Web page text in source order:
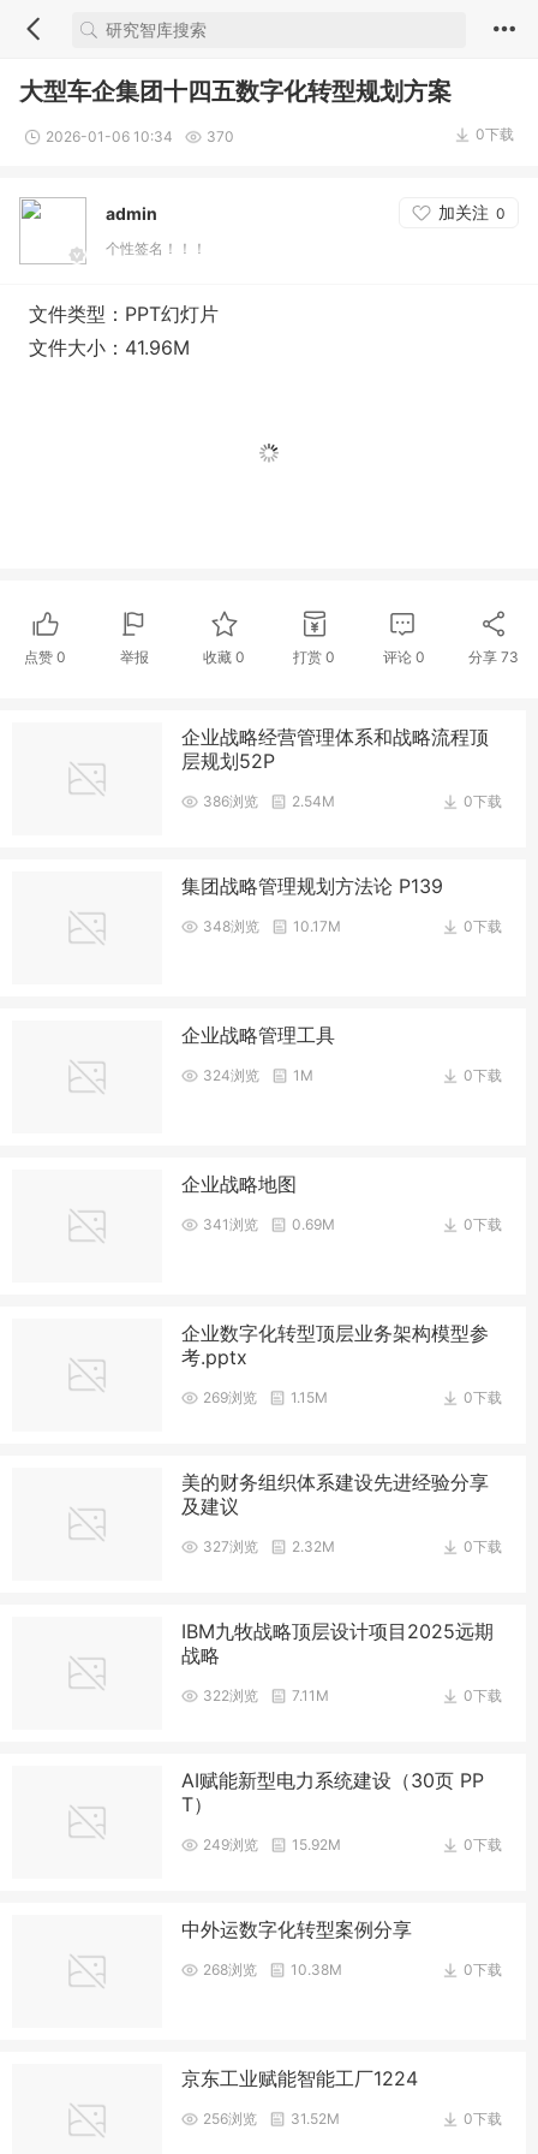
大型车企集团十四五数字化转型规划方案
2026-01-06 10:34 370 0下载
admin 加关注 0
个性签名！！！
文件类型：PPT幻灯片
文件大小：41.96M
点赞 0 举报 收藏0 打赏 0 评论 0 分享 73
企业战略经营管理体系和战略流程顶
层规划52P
0下载
386浏览 2.54M
集团战略管理规划方法论 P139
0下载
348浏览 10.17M
企业战略管理工具
0下载
324浏览 1M
企业战略地图
0下载
341浏览 0.69M
企业数字化转型顶层业务架构模型参
考.pptx
0下载
269浏览 1.15M
美的财务组织体系建设先进经验分享
及建议
0下载
327浏览 2.32M
IBM九牧战略顶层设计项目2025远期
战略
0下载
322浏览 7.11M
AI赋能新型电力系统建设（30页 PP
T）
0下载
249浏览 15.92M
中外运数字化转型案例分享
0下载
268浏览 10.38M
京东工业赋能智能工厂1224
0下载
256浏览 31.52M